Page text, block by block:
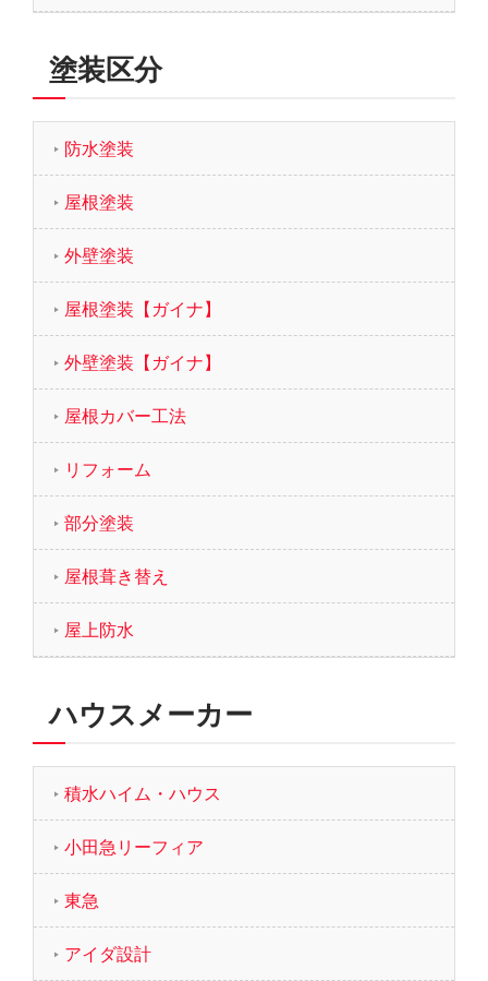
塗装区分
防水塗装
屋根塗装
外壁塗装
屋根塗装【ガイナ】
外壁塗装【ガイナ】
屋根カバー工法
リフォーム
部分塗装
屋根葺き替え
屋上防水
ハウスメーカー
積水ハイム・ハウス
小田急リーフィア
東急
アイダ設計